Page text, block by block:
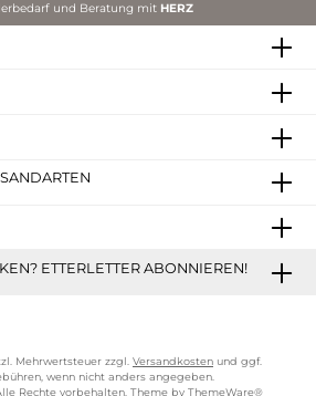
und Beratung mitHERZ
ETTERLETTER ABONNIEREN!
Mehrwertsteuer zzgl. Versandkosten und ggf.
wenn nicht anders angegeben.
Rechte vorbehalten. Theme by ThemeWare®